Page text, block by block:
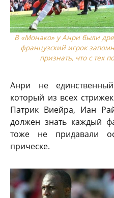
В «Монако» у Анри были
французский игрок
признать, что с тех
Анри не единственный
который из всех
Патрик Виейра, Иан
должен знать каждый
тоже не придавали
прическе.